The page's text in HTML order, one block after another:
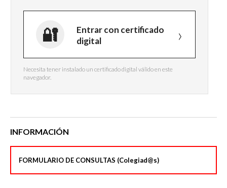
Entrar con certificado
digital
Necesita tener instalado un certificado digital válido en este
navegador.
INFORMACIÓN
FORMULARIO DE CONSULTAS (Colegiad@s)